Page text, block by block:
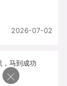
2026-07-02
马到成功
×